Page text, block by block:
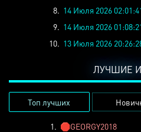
8. 14 Июля 2026
9. 14 Июля 2026
10. 13 Июля 2026
ЛУЧШИЕ
Топ лучших
1. 🛑GEORGY2018